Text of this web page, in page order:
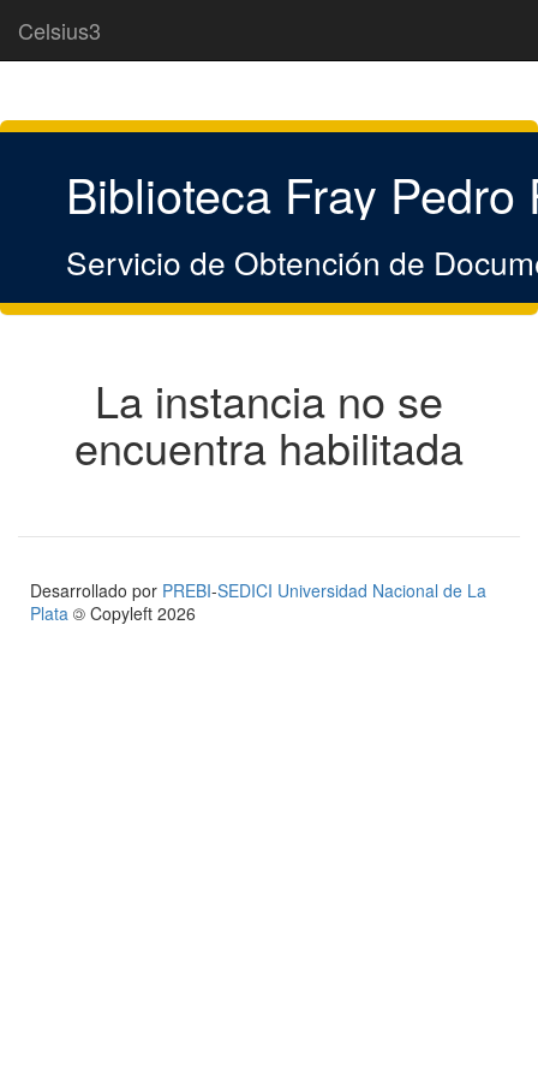
Celsius3
Biblioteca Fray Pedro
Servicio de Obtención de
La instancia no se
encuentra habilitada
Desarrollado por PREBI-SEDICI Universidad Nacional de La
Plata © Copyleft 2026